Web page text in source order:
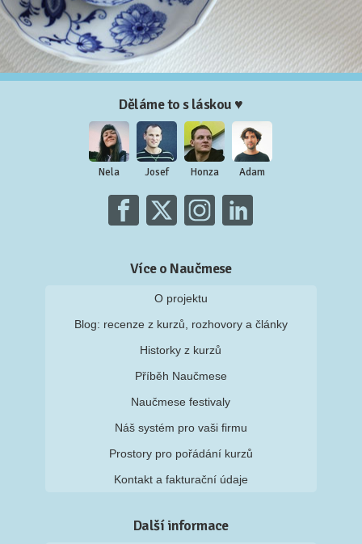
Děláme to s láskou ♥
Nela Josef Honza Adam
Více o Naučmese
O projektu
Blog: recenze z kurzů, rozhovory a články
Historky z kurzů
Příběh Naučmese
Naučmese festivaly
Náš systém pro vaši firmu
Prostory pro pořádání kurzů
Kontakt a fakturační údaje
Další informace